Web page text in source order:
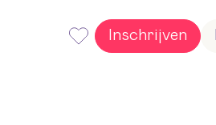
Inschrijven